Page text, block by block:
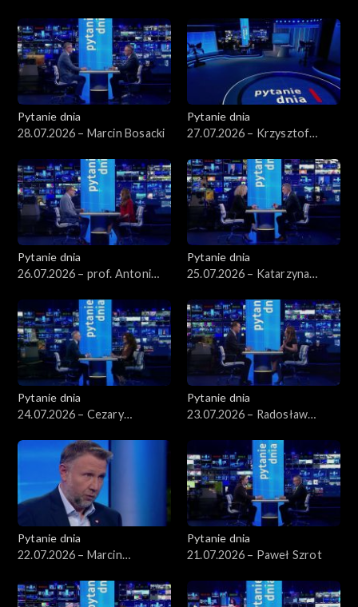
Pytanie dnia
28.07.2026 – Marcin Bosacki
Pytanie dnia
27.07.2026 – Krzysztof
Pytanie dnia
26.07.2026 – prof. Antoni
Pytanie dnia
25.07.2026 – Katarzyna
Pytanie dnia
24.07.2026 – Cezary
Pytanie dnia
23.07.2026 – Radosław
Pytanie dnia
22.07.2026 – Marcin
Pytanie dnia
21.07.2026 – Paweł Szrot